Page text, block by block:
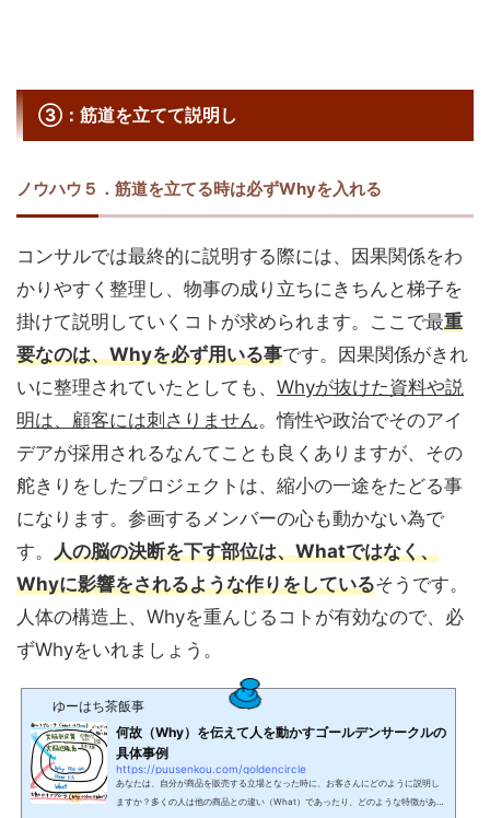
③：筋道を立てて説明し
ノウハウ５．筋道を立てる時は必ずWhyを入れる
コンサルでは最終的に説明する際には、因果関係をわ
かりやすく整理し、物事の成り立ちにきちんと梯子を
掛けて説明していくコトが求められます。ここで最重
要なのは、Whyを必ず用いる事です。因果関係がきれ
いに整理されていたとしても、 Whyが抜けた資料や説
明は、顧客には刺さりません。惰性や政治でそのアイ
デアが採用されるなんてことも良くありますが、その
舵きりをしたプロジェクトは、縮小の一途をたどる事
になります。参画するメンバーの心も動かない為で
す。 人の脳の決断を下す部位は、Whatではなく、
Whyに影響をされるような作りをしているそうです。
人体の構造上、Whyを重んじるコトが有効なので、必
ずWhyをいれましょう。
ゆーはち茶飯事
何故（Why）を伝えて人を動かすゴールデンサークルの
具体事例
https://puusenkou.com/goldencircle
あなたは、自分が商品を販売する立場となった時に、お客さんにどのように説明し
ますか？多くの人は他の商品との違い（What）であったり、どのような特徴がある